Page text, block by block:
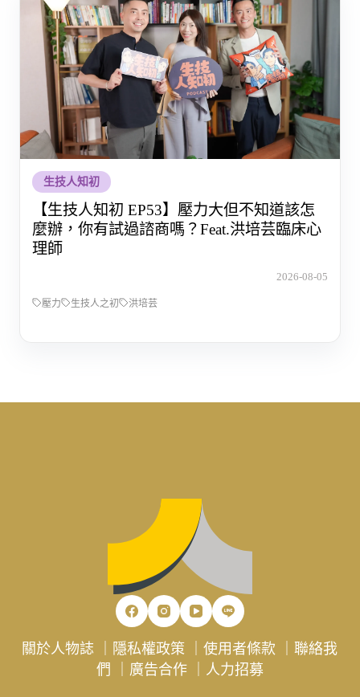
生技人知初
【生技人知初 EP53】壓力大但不知道該怎
麼辦，你有試過諮商嗎？Feat.洪培芸臨床心
理師
2026-08-05
壓力 生技人之初 洪培芸
關於人物誌 隱私權政策 ｜使用者條款 ｜聯絡我
們
廣告合作｜ 人力招募